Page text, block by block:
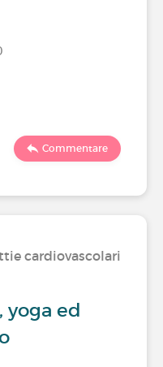
Commentare
cardiovascolari
yoga ed